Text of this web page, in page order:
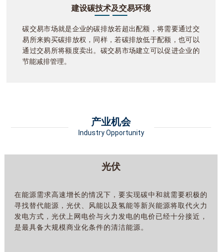
建设碳技术及交易环境
碳交易市场就是企业的碳排放若超出配额，将需要通过交
易所来购买碳排放权，同样，若碳排放低于配额，也可以
通过交易所将额度卖出。碳交易市场建立可以促进企业的
节能减排管理。
产业机会
Industry Opportunity
光伏
在能源需求高速增长的情况下，要实现碳中和就需要积极的
寻找替代能源，光伏、风能以及氢能等新兴能源将取代火力
发电方式，光伏上网电价与火力发电的电价已经十分接近，
是最具备大规模商业化条件的清洁能源。